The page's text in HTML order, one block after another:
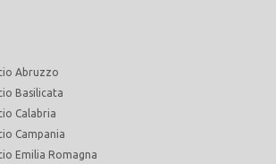
Abruzzo
Basilicata
Calabria
Campania
Emilia Romagna